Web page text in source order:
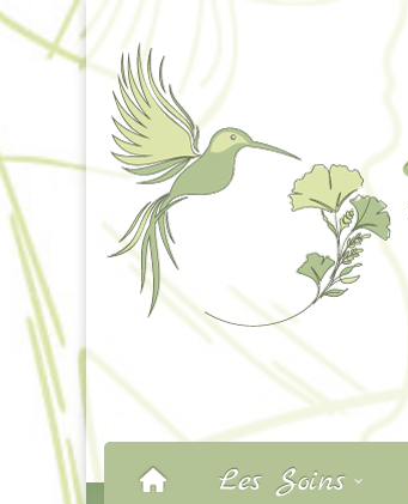
Les Soins